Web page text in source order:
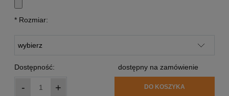
* Rozmiar:
Dostępność: dostępny na zamówienie
- + DO KOSZYKA